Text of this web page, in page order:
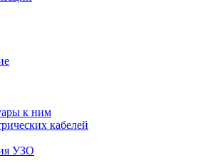
к ним
кабелей
УЗО